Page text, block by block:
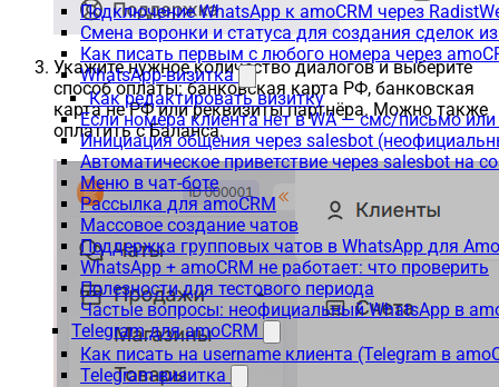
Подключение WhatsApp к amoCRM через
Смена воронки и статуса для создания сделок
Как писать первым с любого номера через
WhatsApp-визитка
Как редактировать визитку
Если номера клиента нет в WA — смс/письмо
Инициация общения через salesbot
Автоматическое приветствие через salesbot на
Меню в чат-боте
Рассылка для amoCRM
Массовое создание чатов
Поддержка групповых чатов в WhatsApp для
WhatsApp + amoCRM не работает: что проверить
Полезности для тестового периода
Частые вопросы: неофициальный WhatsApp в
Telegram для amoCRM
Как писать на username клиента (Telegram в
Telegram-визитка
Укажите нужное количество диалогов и выберите
способ оплаты: банковская карта РФ, банковская
карта не РФ или реквизиты партнёра. Можно также
оплатить с Баланса.